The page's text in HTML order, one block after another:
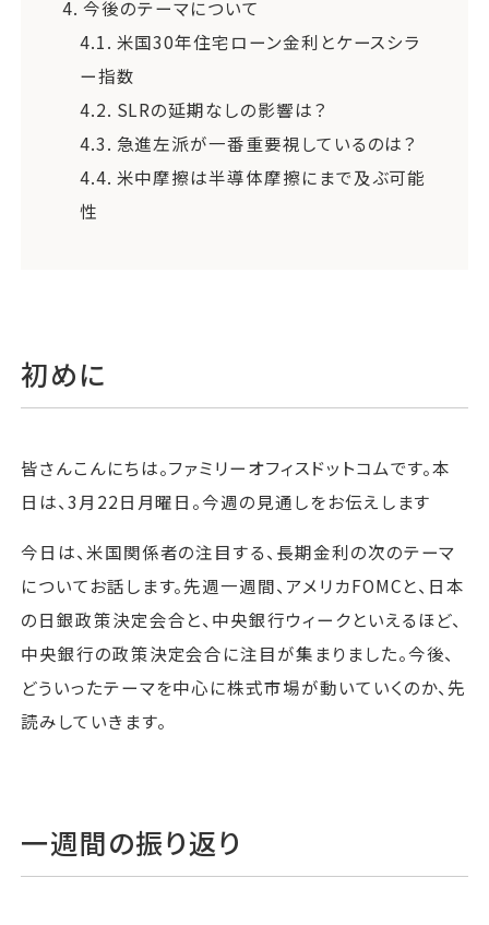
4. 今後のテーマについて
4.1. 米国30年住宅ローン金利とケースシラ
ー指数
4.2. SLRの延期なしの影響は？
4.3. 急進左派が一番重要視しているのは？
4.4. 米中摩擦は半導体摩擦にまで及ぶ可能
性
初めに
皆さんこんにちは。ファミリーオフィスドットコムです。本
日は、3月22日月曜日。今週の見通しをお伝えします
今日は、米国関係者の注目する、長期金利の次のテーマ
についてお話します。先週一週間、アメリカFOMCと、日本
の日銀政策決定会合と、中央銀行ウィークといえるほど、
中央銀行の政策決定会合に注目が集まりました。今後、
どういったテーマを中心に株式市場が動いていくのか、先
読みしていきます。
一週間の振り返り